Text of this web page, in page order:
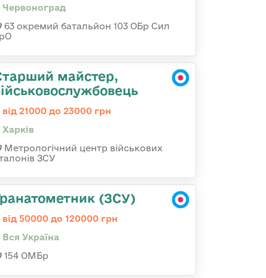
Червоноград
63 окремий батальйон 103 ОБр Сил
майстер,
від 21000 до 23000 грн
Харків
Метрологічний центр військових
ЗСУ
(ЗСУ)
від 50000 до 120000 грн
Вся Україна
154 ОМБр